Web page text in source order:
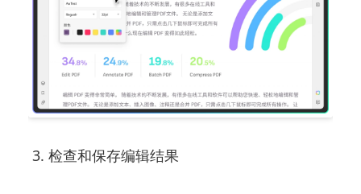
3. 检查和保存编辑结果